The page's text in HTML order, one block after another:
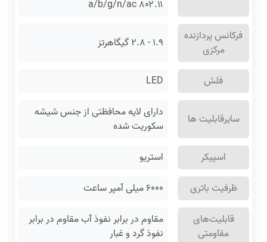
۸۰۲.۱۱ a/b/g/n/ac
فرکانس پردازنده
مرکزی
۱.۹ - ۲.۸ گیگاهرتز
فلش LED
سایرقابلیت ها
دارای لایه محافظتی از جنس شیشه
سکوریت شده
اسپیکر
استریو
ظرفیت باتری
۶۰۰۰ میلی آمپر ساعت
قابلیت‌های
مقاومتی
مقاوم در برابر نفوذ آب مقاوم در برابر
نفوذ گرد و غبار